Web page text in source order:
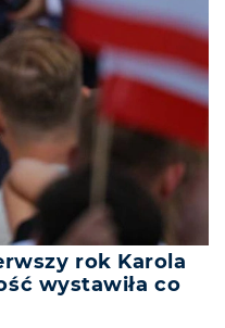
rok Karola
wystawiła co